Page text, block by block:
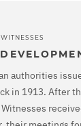
authorities
in 1913. After